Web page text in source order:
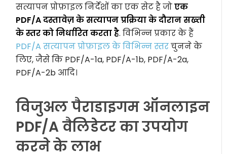
सत्यापन प्रोफ़ाइल निर्देशों का एक सेट है जोएक
PDF/A दस्तावेज़ के सत्यापन प्रक्रिया के दौरान सख्ती
के स्तर को निर्धारित करता है. विभिन्न प्रकार के हैं
PDF/A सत्यापन प्रोफ़ाइल के विभिन्न स्तरचुनने के
लिए, जैसे कि PDF/A-1a, PDF/A-1b, PDF/A-2a,
PDF/A-2b आदि।
विजुअल पैराडाइगम ऑनलाइन
PDF/A वैलिडेटर का उपयोग
करने के लाभ